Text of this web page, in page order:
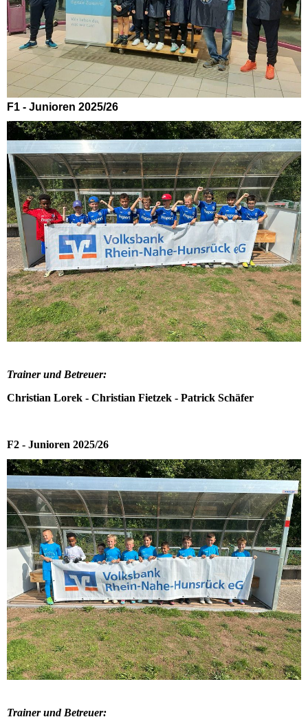
F1 - Junioren 2025/26
Trainer und Betreuer:
Christian Lorek - Christian Fietzek - Patrick Schäfer
F2 - Junioren 2025/26
Trainer und Betreuer: